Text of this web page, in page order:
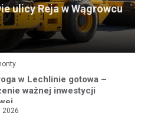
ulicy Reja w Wągrowcu
w Lechlinie gotowa –
ważnej inwestycji
2026